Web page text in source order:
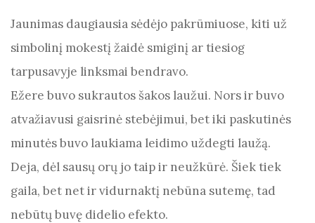
Jaunimas daugiausia sėdėjo pakrūmiuose, kiti už
simbolinį mokestį žaidė smiginį ar tiesiog
tarpusavyje linksmai bendravo.
Ežere buvo sukrautos šakos laužui. Nors ir buvo
atvažiavusi gaisrinė stebėjimui, bet iki paskutinės
minutės buvo laukiama leidimo uždegti laužą.
Deja, dėl sausų orų jo taip ir neužkūrė. Šiek tiek
gaila, bet net ir vidurnaktį nebūna sutemę, tad
nebūtų buvę didelio efekto.